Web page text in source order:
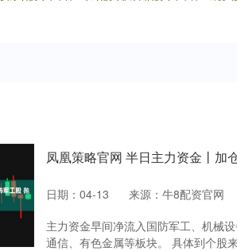
凤凰策略官网 半日主力资金丨加
日期：04-13 来源：牛8配资官网
主力资金早间净流入国防军工、机械
通信、有色金属等板块。 具体到个股